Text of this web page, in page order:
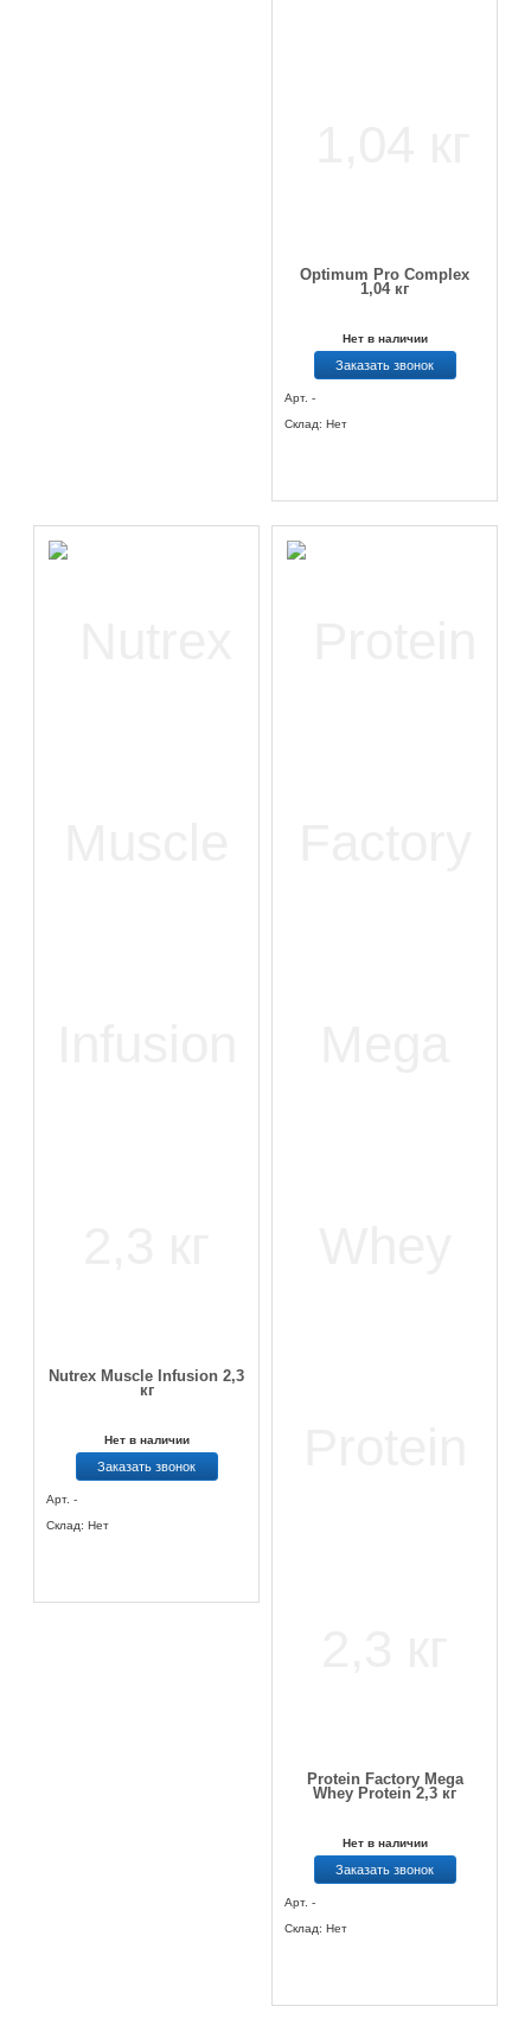
Optimum Pro Complex
1,04 кг
Нет в наличии
Заказать звонок
Арт. -
Склад: Нет
Nutrex Muscle Infusion 2,3
кг
Нет в наличии
Заказать звонок
Арт. -
Склад: Нет
Protein Factory Mega
Whey Protein 2,3 кг
Нет в наличии
Заказать звонок
Арт. -
Склад: Нет